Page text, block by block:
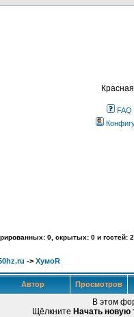
FAQ
0, скрытых: 0 и гостей: 2
-> ХумоR
Автор Просмотров
В этом
Щёлкните Начать новую